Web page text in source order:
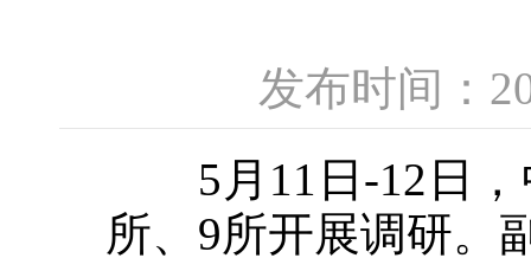
发布时间：
5月11日-12日，
所、9所开展调研。